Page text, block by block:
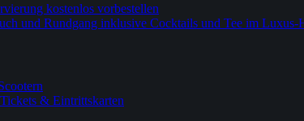
kostenlos vorbestellen
und Rundgang inklusive Cocktails und Tee im Luxus-
& Eintrittskarten